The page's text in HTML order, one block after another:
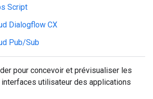
Script
Dialogflow CX
Pub/Sub
pour concevoir et prévisualiser les
utilisateur des applications